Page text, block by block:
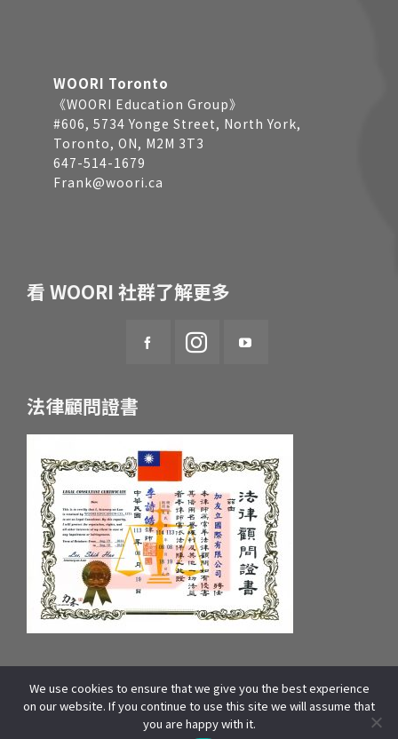
WOORI Toronto
《WOORI Education Group》
#606, 5734 Yonge Street, North York,
Toronto, ON, M2M 3T3
647-514-1679
Frank@woori.ca
看 WOORI 社群了解更多
法律顧問證書
統一編號：55657233 府產業商字第：10659607600號
COPYRIGHT © 2025 WOORI EDUCATION GROUP. ALL RIGHTS
RESERVED | 本站資源包含影像、文字皆來自WOORI 加拿大總部,版權所有]
We use cookies to ensure that we give you the best experience
on our website. If you continue to use this site we will assume that
you are happy with it.
線上諮詢